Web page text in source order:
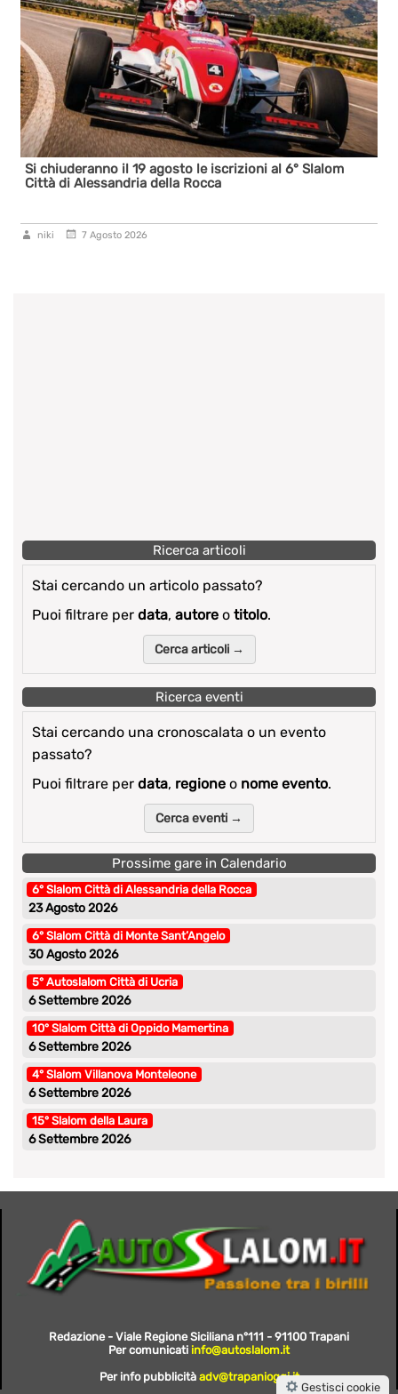
le iscrizioni al 6° Slalom
Rocca
A Monte Sant’Angelo arriva
Ricerca articoli
Stai cercando un articolo passato?
Puoi filtrare per data, autore o titolo.
Cerca articoli →
Ricerca eventi
Stai cercando una cronoscalata o un evento
passato?
Puoi filtrare per data, regione o nome evento.
Cerca eventi →
Prossime gare in Calendario
6° Slalom Città di Alessandria della Rocca
23 Agosto 2026
6° Slalom Città di Monte Sant’Angelo
30 Agosto 2026
5° Autoslalom Città di Ucria
6 Settembre 2026
10° Slalom Città di Oppido Mamertina
6 Settembre 2026
4° Slalom Villanova Monteleone
6 Settembre 2026
15° Slalom della Laura
6 Settembre 2026
Redazione - Viale Regione Siciliana n°111 - 91100 Trapani
Per comunicati info@autoslalom.it
Per info pubblicità adv@trapanioggi.it
Gestisci cookie